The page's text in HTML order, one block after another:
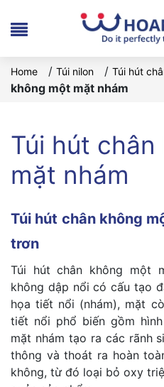
Home / Túi nilon / Túi hút
không một mặt nhám
Túi hút
mặt nhám
Túi hút chân không
trơn
Túi hút chân không một
không dập nổi có cấu tạo
họa tiết nổi (nhám), mặt
tiết nổi phổ biến gồm
mặt nhám tạo ra các rãnh
thông và thoát ra hoàn
không, từ đó loại bỏ oxy